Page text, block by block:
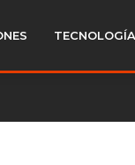
TECNOLOGÍA